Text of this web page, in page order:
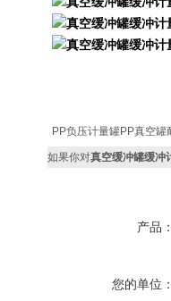
PP负压计量罐PP真空罐
如果你对真空缓冲罐缓冲
产品
您的单位